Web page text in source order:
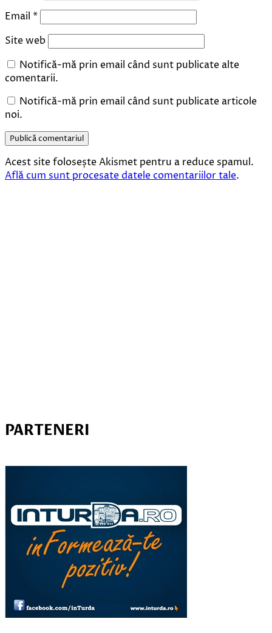
Email *
Site web
Notifică-mă prin email când sunt publicate alte
comentarii.
Notifică-mă prin email când sunt publicate articole
noi.
Acest site folosește Akismet pentru a reduce spamul.
Află cum sunt procesate datele comentariilor tale.
PARTENERI